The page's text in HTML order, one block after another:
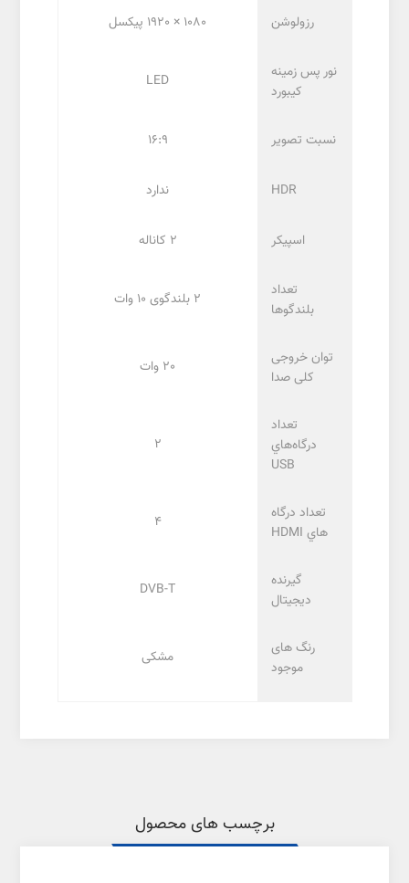
رزولوشن 1080 × 1920 پیکسل
نور پس زمینه
کیبورد
LED
نسبت تصویر 16:9
HDR ندارد
اسپیکر 2 کاناله
تعداد
بلندگوها
2 بلندگوی 10 وات
توان خروجی
کلی صدا
20 وات
تعداد
درگاه‌هاي
USB
2
تعداد درگاه
هاي HDMI
4
گیرنده
دیجیتال
DVB-T
رنگ های
موجود
مشکی
برچسب های محصول